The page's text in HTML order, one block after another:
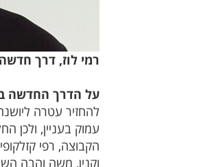
רמי לוז, דרך
על הדרך החדשה
להחזיר עטרה
עמוק בעניין, ולכן
הקבוצה, רפי
וקנין, משה והבה